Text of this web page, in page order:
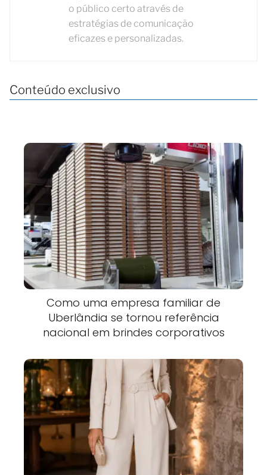
o público certo através de
estratégias de comunicação
eficazes e personalizadas.
Conteúdo exclusivo
Como uma empresa familiar de
Uberlândia se tornou referência
nacional em brindes corporativos